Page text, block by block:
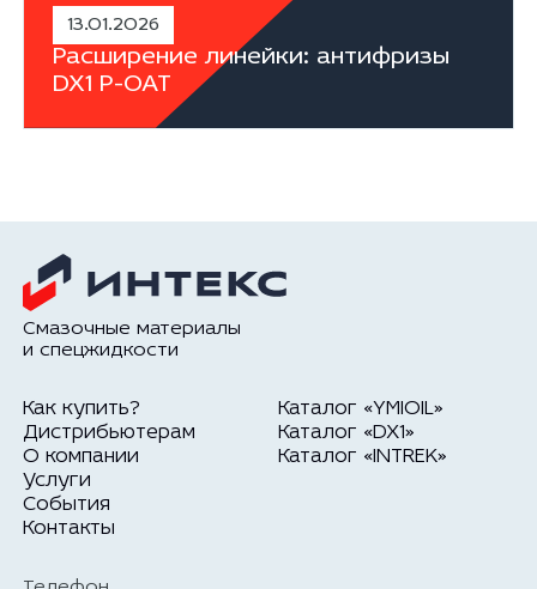
13.01.2026
Расширение линейки: антифризы
DX1 P-OAT
Смазочные материалы
и спецжидкости
Как купить?
Дистрибьютерам
О компании
Услуги
События
Контакты
Каталог «YMIOIL»
Каталог «DX1»
Каталог «INTREK»